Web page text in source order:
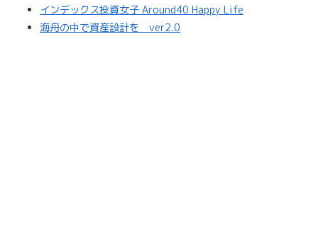
インデックス投資女子 Around40 Happy Life
海舟の中で資産設計を ver2.0